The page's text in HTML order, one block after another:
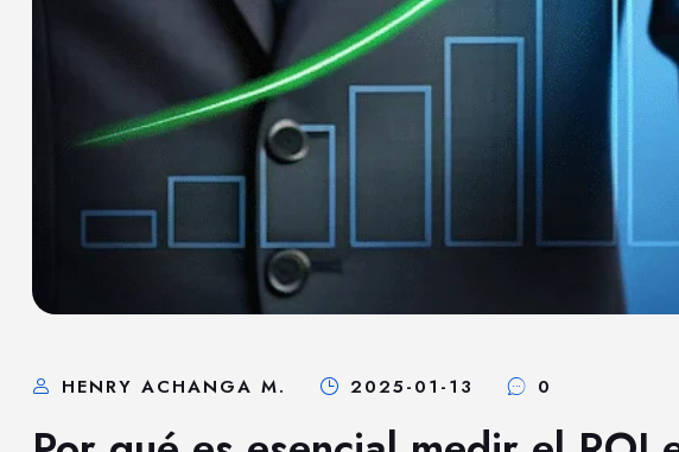
HENRY ACHANGA M. 2025-01-13 0